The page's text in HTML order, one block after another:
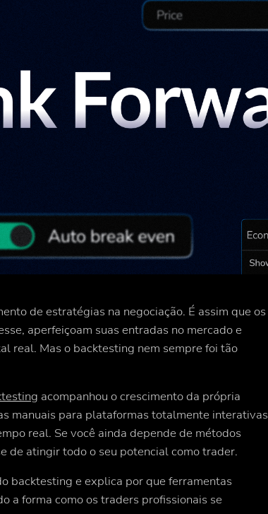
de estratégias na negociação. É assim que os
aperfeiçoam suas entradas no mercado e
real. Mas o backtesting nem sempre foi tão
acompanhou o crescimento da própria
manuais para plataformas totalmente interativas
real. Se você ainda depende de métodos
de atingir todo o seu potencial como trader.
backtesting e explica por que ferramentas
a forma como os traders profissionais se